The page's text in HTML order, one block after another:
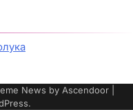
News by Ascendoor
.